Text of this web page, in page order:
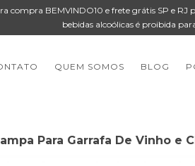
compra BEMVINDO10 e frete grátis SP e
bebidas alcoólicas é proibida
QUEM SOMOS BLOG
Para Garrafa De Vinho e